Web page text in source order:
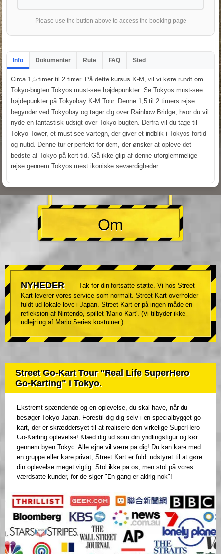
Please use the button above to access the booking page
Info Dokumenter Rute FAQ Sted
Circa 1,5 timer til 2 timer. På dette kursus K-M, vil vi køre rundt om
Tokyo-bugten.Tokyos must-see højdepunkter: Se Tokyos must-see
højdepunkter på Tokyobay K-M Tour. Denne 1,5 til 2 timers rejse
begynder ved Tokyobay og tager dig over Rainbow Bridge, hvor du vil
nyde en fantastisk udsigt over Tokyo-bugten. Derfra vil du tage til
Tokyo Tower, et must-see vartegn, der giver et indblik i Tokyos fortid
og nutid. Denne tur er perfekt for dem, der ønsker at opleve det
bedste af Tokyo på kort tid. Gå ikke glip af denne uforglemmelige
rejse gennem Tokyos mest ikoniske seværdigheder.
Om
NYHEDER
Tak for din fortsatte støtte. Vi hos Street
Kart leverer vores service som normalt. Street Kart overholder
fuldt ud lokale love i Japan. Street Kart er på ingen måde en
refleksion af Nintendo, spillet 'Mario Kart'. (Vi tilbyder ikke
udlejning af Mario Series kostumer.)
Street Go-Kart Tour "Real Life SuperHero
Go-Karting" i Tokyo.
Ekstremt spændende og en oplevelse, du skal have, når du
besøger Tokyo Japan. Forestil dig dig selv i en specialbygget go-
kart, der er skræddersyet til at realisere den virkelige SuperHero
Go-Karting oplevelse! Klæd dig ud som din yndlingsfigur og kør
gennem byen Tokyo. Alle øjne vil være på dig! Du kan køre med
en gruppe eller køre privat, Street Kart er fuldt udstyret til at gøre
din oplevelse meget vigtig. Stol ikke på os, men stol på vores
værdsatte kunder, for de siger "En gang er aldrig nok"!